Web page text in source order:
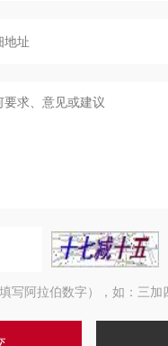
写阿拉伯数字），如：三加